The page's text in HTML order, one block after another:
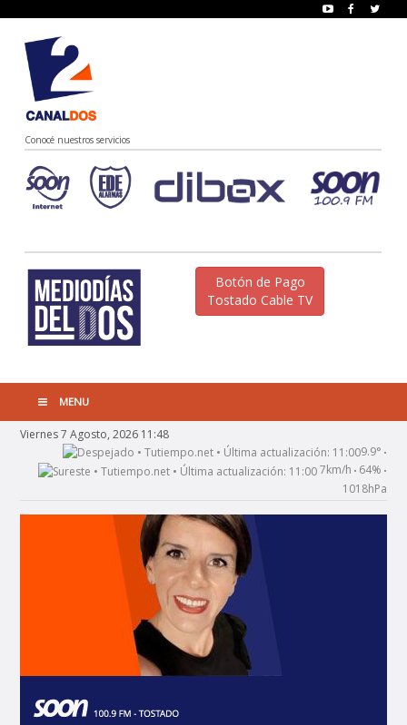
Conocé nuestros servicios
Botón de Pago
Tostado Cable TV
MENU
Viernes 7 Agosto, 2026 11:48
9.9° •
7km/h • 64% •
1018hPa